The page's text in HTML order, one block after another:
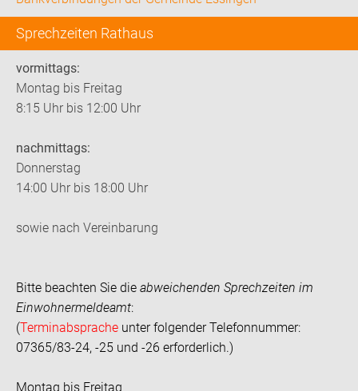
Sprechzeiten Rathaus
vormittags:
Montag bis Freitag
8:15 Uhr bis 12:00 Uhr
nachmittags:
Donnerstag
14:00 Uhr bis 18:00 Uhr
sowie nach Vereinbarung
Bitte beachten Sie die abweichenden Sprechzeiten im
Einwohnermeldeamt:
(Terminabsprache unter folgender Telefonnummer:
07365/83-24, -25 und -26 erforderlich.)
Montag bis Freitag